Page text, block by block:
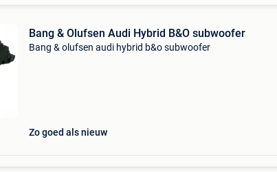
Bang & Olufsen Audi Hybrid B&O subwoofer
Bang & olufsen audi hybrid b&o subwoofer
Zo goed als nieuw